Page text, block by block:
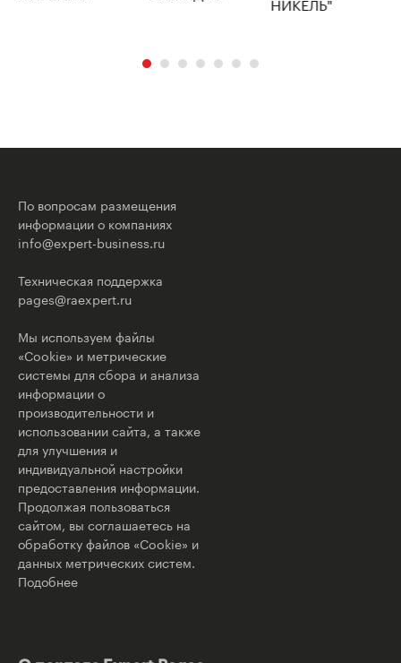
По вопросам размещения
информации о компаниях
info@expert-business.ru
Техническая поддержка
pages@raexpert.ru
Мы используем файлы
«Cookie» и метрические
системы для сбора и анализа
информации о
производительности и
использовании сайта, а также
для улучшения и
индивидуальной настройки
предоставления информации.
Продолжая пользоваться
сайтом, вы соглашаетесь на
обработку файлов «Cookie» и
данных метрических систем.
Подобнее